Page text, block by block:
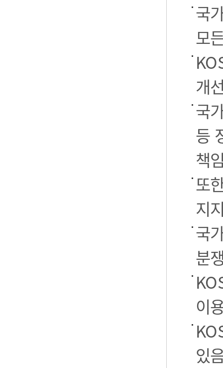
국
모
개
국
등
책
또
지
국
분
이
있